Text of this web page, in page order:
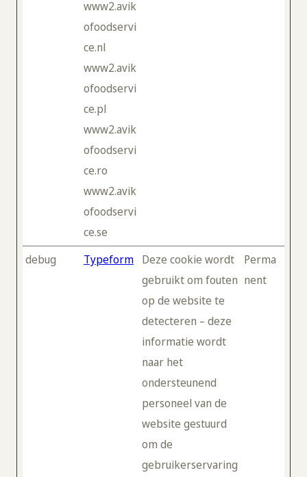
www2.avik
ofoodservi
ce.nl
www2.avik
ofoodservi
ce.pl
www2.avik
ofoodservi
ce.ro
www2.avik
ofoodservi
ce.se
debug
Typeform Deze cookie wordt
gebruikt om fouten
op de website te
detecteren – deze
informatie wordt
naar het
ondersteunend
personeel van de
website gestuurd
om de
gebruikerservaring
Perma
nent